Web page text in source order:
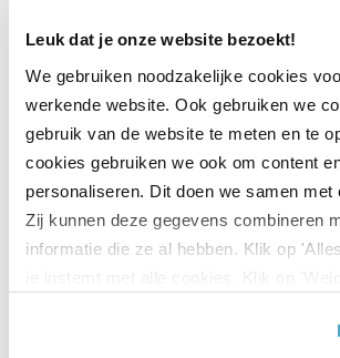
Leuk dat je onze website bezoekt!
We gebruiken noodzakelijke cookies
werkende website. Ook gebruiken we
gebruik van de website te meten en te
cookies gebruiken we ook om content
personaliseren. Dit doen we samen met
Zij kunnen deze gegevens combineren
informatie die ze al hebben. Klik op
vind je meer informatie. Je kunt altijd je
Moeilijk jaar voor
Obligaties hadden het lastig in 2021.
de centrale banken en de oplopende
omhoog. Dit zorgde aan het einde van
negatieve rendementen op
COVID-19 zorgden ook bij de
opkomende landen voor negatieve